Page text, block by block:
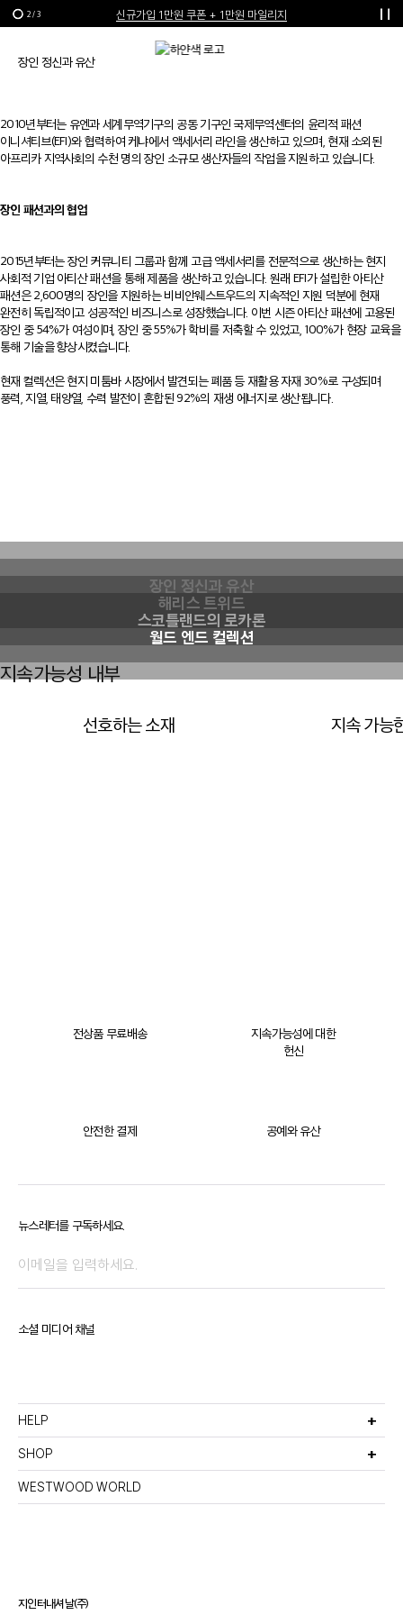
신규가입 1만원 쿠폰 + 1만원 마일리지
선물 포장재 제공 서비스
2 / 3
장인 정신과 유산
2010년부터는 유엔과 세계무역기구의 공동 기구인 국제무역센터의 윤리적 패션
이니셔티브(EFI)와 협력하여 케냐에서 액세서리 라인을 생산하고 있으며, 현재 소외된
아프리카 지역사회의 수천 명의 장인 소규모 생산자들의 작업을 지원하고 있습니다.
장인 패션과의 협업
2015년부터는 장인 커뮤니티 그룹과 함께 고급 액세서리를 전문적으로 생산하는 현지
사회적 기업 아티산 패션을 통해 제품을 생산하고 있습니다. 원래 EFI가 설립한 아티산
패션은 2,600명의 장인을 지원하는 비비안웨스트우드의 지속적인 지원 덕분에 현재
완전히 독립적이고 성공적인 비즈니스로 성장했습니다. 이번 시즌 아티산 패션에 고용된
장인 중 54%가 여성이며, 장인 중 55%가 학비를 저축할 수 있었고, 100%가 현장 교육을
통해 기술을 향상시켰습니다.
현재 컬렉션은 현지 미툼바 시장에서 발견되는 폐품 등 재활용 자재 30%로 구성되며
풍력, 지열, 태양열, 수력 발전이 혼합된 92%의 재생 에너지로 생산됩니다.
장인 정신과 유산
해리스 트위드
스코틀랜드의 로카론
월드 엔드 컬렉션
지속가능성 내부
선호하는 소재 지속 가능
전상품 무료배송
지속가능성에 대한
헌신
안전한 결제 공예와 유산
뉴스레터를 구독하세요.
소셜 미디어 채널
HELP
고객서비스
비회원주문조회
선물포장서비스
반품 및 환불정책
매장찾기
SHOP
멤버십안내
이용약관
이메일무단수집거부
WESTWOOD WORLD
지인터내셔날(주)